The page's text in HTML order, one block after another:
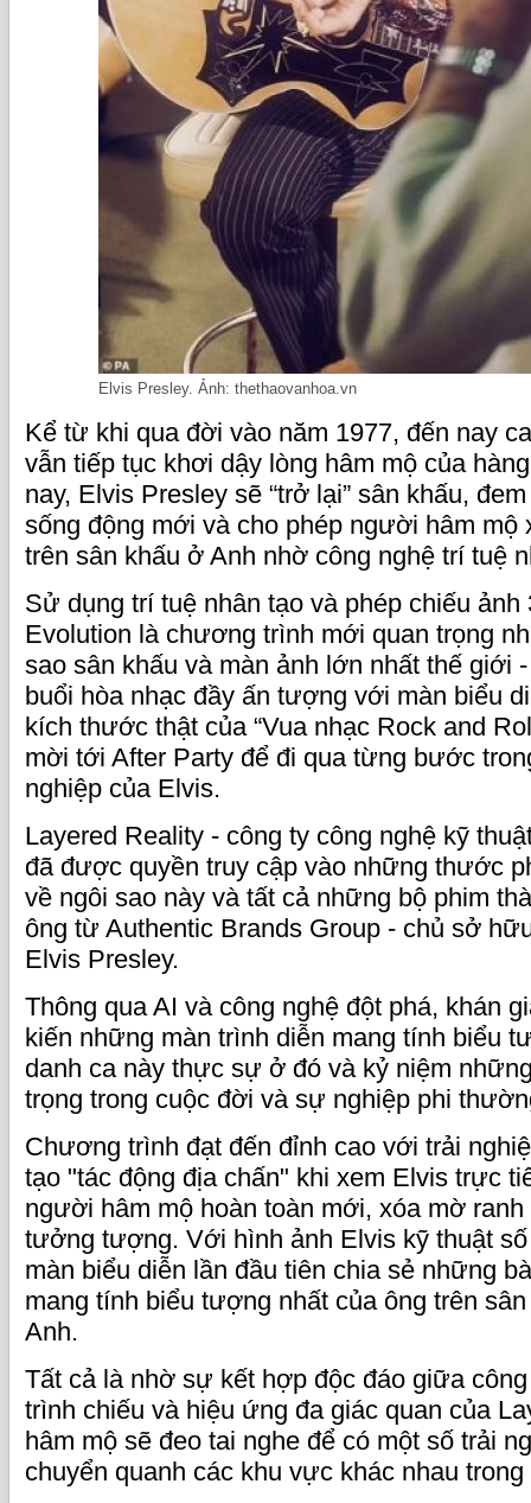
Elvis Presley. Ảnh: thethaovanhoa.vn
Kể từ khi qua đời vào năm 1977, đến nay
vẫn tiếp tục khơi dậy lòng hâm mộ của
nay, Elvis Presley sẽ “trở lại” sân khấu,
sống động mới và cho phép người hâm mộ
trên sân khấu ở Anh nhờ công nghệ trí tuệ
Sử dụng trí tuệ nhân tạo và phép chiếu ảnh
Evolution là chương trình mới quan trọng
sao sân khấu và màn ảnh lớn nhất thế giới
buổi hòa nhạc đầy ấn tượng với màn biểu
kích thước thật của “Vua nhạc Rock and
mời tới After Party để đi qua từng bước
nghiệp của Elvis.
Layered Reality - công ty công nghệ kỹ
đã được quyền truy cập vào những thước
về ngôi sao này và tất cả những bộ phim
ông từ Authentic Brands Group - chủ sở
Elvis Presley.
Thông qua AI và công nghệ đột phá, khán
kiến những màn trình diễn mang tính biểu
danh ca này thực sự ở đó và kỷ niệm
trọng trong cuộc đời và sự nghiệp phi
Chương trình đạt đến đỉnh cao với trải
tạo "tác động địa chấn" khi xem Elvis trực
người hâm mộ hoàn toàn mới, xóa mờ
tưởng tượng. Với hình ảnh Elvis kỹ thuật
màn biểu diễn lần đầu tiên chia sẻ những
mang tính biểu tượng nhất của ông trên
Anh.
Tất cả là nhờ sự kết hợp độc đáo giữa
trình chiếu và hiệu ứng đa giác quan của
hâm mộ sẽ đeo tai nghe để có một số trải
chuyển quanh các khu vực khác nhau